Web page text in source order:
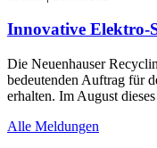
Innovative Elektro-
Die Neuenhauser
bedeutenden Auftrag für
erhalten. Im August
Alle Meldungen